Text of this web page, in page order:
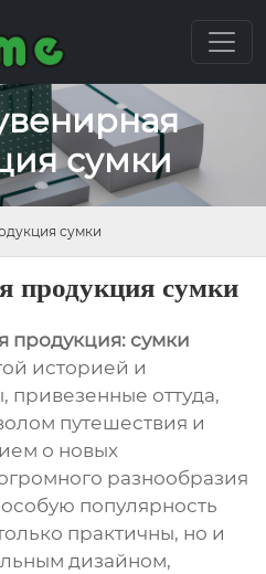
сумки
сумки
продукция сумки
продукция: сумки
историей и
привезенные оттуда,
путешествия и
о новых
разнообразия
популярность
практичны, но и
дизайном,